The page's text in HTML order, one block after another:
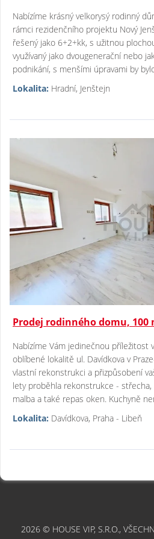
Nabízíme krásný velkorysý rodinný
rámci rezidenčního projektu Nový
řešený jako 6+2+kk, s užitnou
využívaný jako dvougenerační nebo
podnikání, s menšími úpravami by
Lokalita: Hradní, Jenštejn
Prodej rodinného domu, 100
Nabízíme Vám jedinečnou příležitost
oblíbené lokalitě ul. Davídkova v
vlastní rekonstrukci a přizpůsobení
lety proběhla rekonstrukce -
malba a také repas oken. Kuchyně
Lokalita: Davídkova, Praha - Libeň
2026 © HOUSE VIP, S.R.O.,